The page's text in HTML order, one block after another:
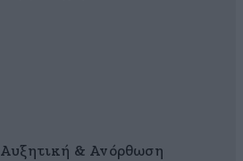
Αυξητική & Ανόρθωση